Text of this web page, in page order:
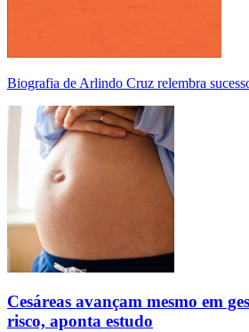
Biografia de Arlindo Cruz relembra
Cesáreas avançam mesmo em
risco, aponta estudo